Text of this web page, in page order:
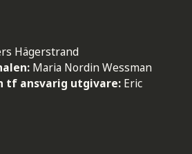
Hägerstrand
Maria Nordin Wessman
tf ansvarig utgivare: Eric